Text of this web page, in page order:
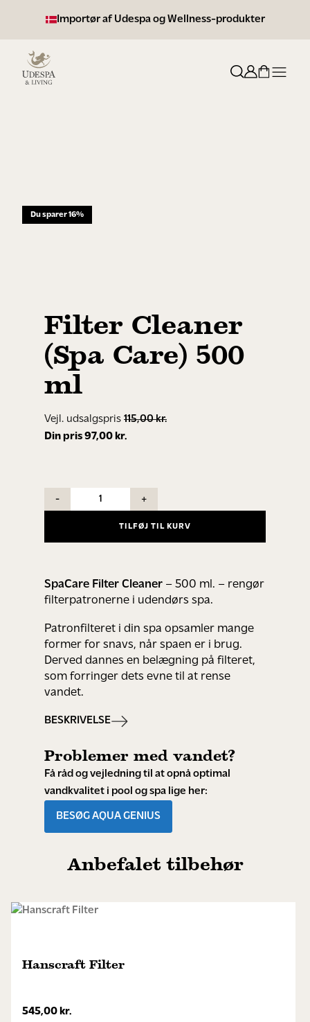
+10.000 tilfredse kunder
Importør af Udespa og Wellness-produkter
Du sparer 16%
Filter Cleaner
(Spa Care) 500
ml
115,00kr.
Den
97,00 kr.
97,00 kr..
FILTER
ML
ANTAL
TILFØJ TIL KURV
SpaCare Filter Cleaner – 500 ml. – rengør
filterpatronerne i udendørs spa.
Patronfilteret i din spa opsamler mange
former for snavs, når spaen er i brug.
Derved dannes en belægning på filteret,
som forringer dets evne til at rense
vandet.
BESKRIVELSE
Problemer med vandet?
Få råd og vejledning til at opnå optimal
vandkvalitet i pool og spa lige her:
BESØG AQUA GENIUS
Anbefalet tilbehør
Hanscraft Filter
545,00kr.